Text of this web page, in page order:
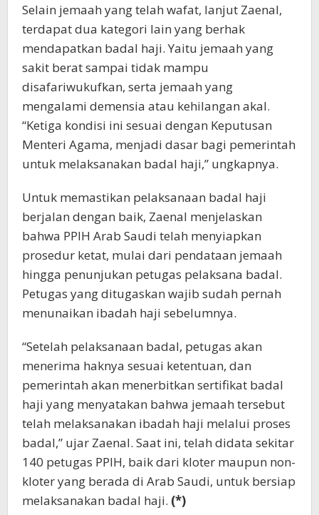
Selain jemaah yang telah wafat, lanjut Zaenal,
terdapat dua kategori lain yang berhak
mendapatkan badal haji. Yaitu jemaah yang
sakit berat sampai tidak mampu
disafariwukufkan, serta jemaah yang
mengalami demensia atau kehilangan akal.
“Ketiga kondisi ini sesuai dengan Keputusan
Menteri Agama, menjadi dasar bagi pemerintah
untuk melaksanakan badal haji,” ungkapnya.
Untuk memastikan pelaksanaan badal haji
berjalan dengan baik, Zaenal menjelaskan
bahwa PPIH Arab Saudi telah menyiapkan
prosedur ketat, mulai dari pendataan jemaah
hingga penunjukan petugas pelaksana badal.
Petugas yang ditugaskan wajib sudah pernah
menunaikan ibadah haji sebelumnya.
“Setelah pelaksanaan badal, petugas akan
menerima haknya sesuai ketentuan, dan
pemerintah akan menerbitkan sertifikat badal
haji yang menyatakan bahwa jemaah tersebut
telah melaksanakan ibadah haji melalui proses
badal,” ujar Zaenal. Saat ini, telah didata sekitar
140 petugas PPIH, baik dari kloter maupun non-
kloter yang berada di Arab Saudi, untuk bersiap
melaksanakan badal haji. (*)